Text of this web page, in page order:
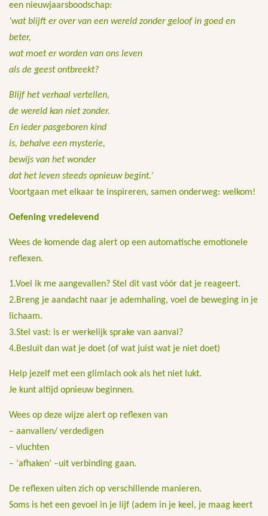
een nieuwjaarsboodschap:
‘wat blijft er over van een wereld zonder geloof in goed en
beter,
wat moet er worden van ons leven
als de geest ontbreekt?
Blijf het verhaal vertellen,
de wereld kan niet zonder.
En ieder pasgeboren kind
is, behalve een mysterie,
bewijs van het wonder
dat het leven steeds opnieuw begint.’
Voortgaan met elkaar te inspireren, samen onderweg: welkom!
Oefening vredelevend
Wees de komende dag alert op een automatische emotionele
reflexen.
1.Voel ik me aangevallen? Stel dit vast vóór dat je reageert.
2.Breng je aandacht naar je ademhaling, voel de beweging in je
lichaam.
3.Stel vast: is er werkelijk sprake van aanval?
4.Besluit dan wat je doet (of wat juist wat je niet doet)
Help jezelf met een glimlach ook als het niet lukt.
Je kunt altijd opnieuw beginnen.
Wees op deze wijze alert op reflexen van
– aanvallen/ verdedigen
– vluchten
– ‘afhaken’ –uit verbinding gaan.
De reflexen uiten zich op verschillende manieren.
Soms is het een gevoel in je lijf (adem in je keel, je maag keert